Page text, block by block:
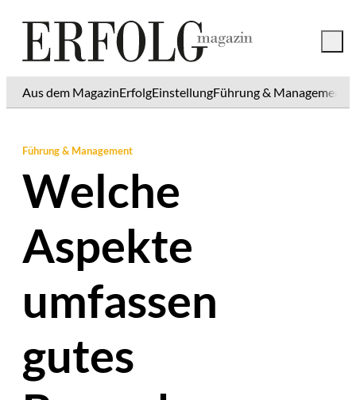
Aus dem MagazinErfolgEinstellungFührung & Management
Führung & Management
Welche
Aspekte
umfassen
gutes